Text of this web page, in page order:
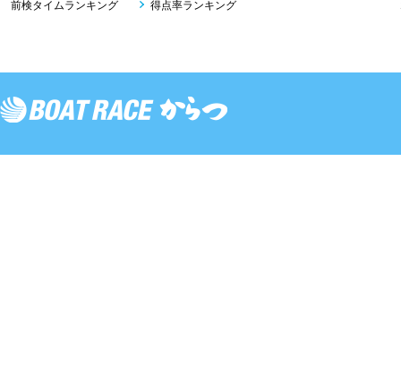
前検タイムランキング
得点率ランキング